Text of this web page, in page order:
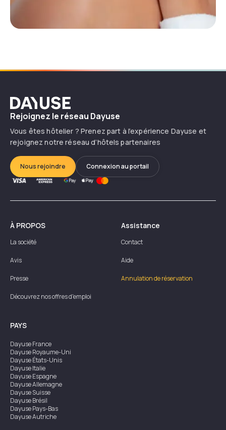
Dayuse
Rejoignez le réseau Dayuse
Vous êtes hôtelier ? Prenez part à l’expérience Dayuse et
rejoignez notre réseau d’hôtels partenaires
Nous rejoindre Connexion au portail
À PROPOS
La société
Avis
Presse
Découvrez nos offres d'emploi
Assistance
Contact
Aide
Annulation de réservation
PAYS
DayuseFrance
DayuseRoyaume-Uni
DayuseÉtats-Unis
DayuseItalie
DayuseEspagne
DayuseAllemagne
DayuseSuisse
DayuseBrésil
DayusePays-Bas
DayuseAutriche